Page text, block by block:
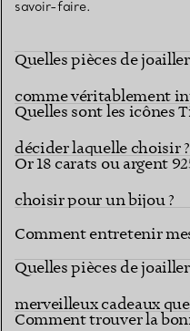
savoir-faire.
Quelles pièces de
comme véritablement
Quelles sont les icônes
décider laquelle choisir ?
Or 18 carats ou argent
choisir pour un bijou ?
Comment entretenir
Quelles pièces de
merveilleux cadeaux
Comment trouver la